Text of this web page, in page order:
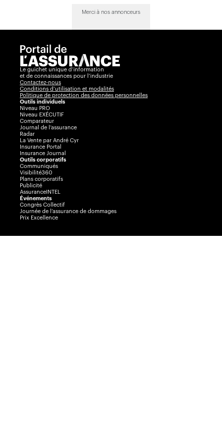
Merci à nos annonceurs
Le guichet unique d’information
et de connaissances pour l’industrie
Contactez-nous
Conditions d’utilisation et modalités
Politique de protection des données personnelles
Outils individuels
Niveau PRO
Niveau EXÉCUTIF
Comparateur
Journal de l’assurance
Radar
La Vente par André Cyr
Insurance Portal
Insurance Journal
Outils corporatifs
Communiqués
Visibilité360
Plans corporatifs
Publicité
AssuranceINTEL
Événements
Congrès Collectif
Journée de l’assurance de dommages
Prix Excellence